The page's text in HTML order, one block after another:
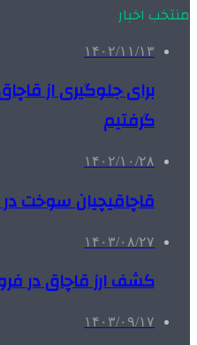
منتخب اخبار
۱۴۰۲/۱۱/۱۳
برای جلوگیری از
گرفتیم
۱۴۰۲/۱۰/۲۸
قاچاقیچیان سوخت
۱۴۰۳/۰۸/۲۷
کشف ارز قاچاق در
۱۴۰۳/۰۹/۱۷